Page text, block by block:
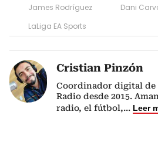
James Rodríguez Dani
LaLiga EA Sports
Cristian Pinzón
Coordinador digital de
Radio desde 2015.
radio, el fútbol,... Leer